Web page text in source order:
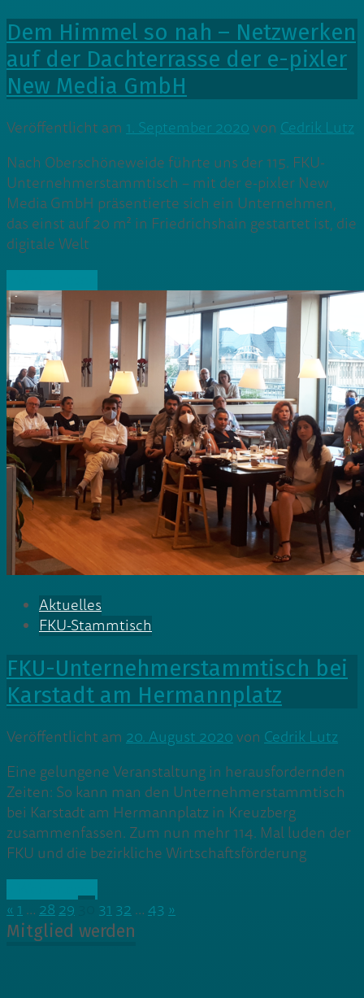
Dem Himmel so nah – Netzwerken
auf der Dachterrasse der e-pixler
New Media GmbH
Veröffentlicht am 1. September 2020von Cedrik Lutz
Nach Oberschöneweide führte uns der 115. FKU-
Unternehmerstammtisch – mit der e-pixler New
Media GmbH präsentierte sich ein Unternehmen,
das einst auf 20 m² in Friedrichshain gestartet ist, die
digitale Welt
Aktuelles
FKU-Stammtisch
FKU-Unternehmerstammtisch bei
Karstadt am Hermannplatz
Veröffentlicht am 20. August 2020von Cedrik Lutz
Eine gelungene Veranstaltung in herausfordernden
Zeiten: So kann man den Unternehmerstammtisch
bei Karstadt am Hermannplatz in Kreuzberg
zusammenfassen. Zum nun mehr 114. Mal luden der
FKU und die bezirkliche Wirtschaftsförderung
« 1 … 28 29 31 32 … 43 »
Mitglied werden